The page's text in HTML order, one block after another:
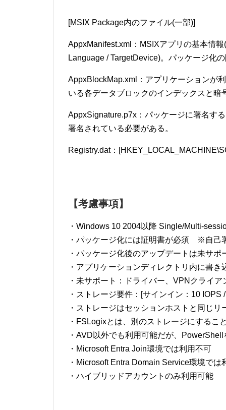
[MSIX Package内のファイル(一部)]
AppxManifest.xml：MSIXアプリの基本情
Language / TargetDevice)。パッケージ化
AppxBlockMap.xml：アプリケーションが
いる各データブロックのインデックスと暗
AppxSignature.p7x：パッケージに署名す
署名されている必要がある。
Registry.dat：
【考慮事項】
・Windows 10 2004以降 Single/Multi-
・パッケージ化には証明書が必須 ※自己
・パッケージ化後のアップデートは未サポ
・アプリケーションディレクトリ内に書
・未サポート：ドライバー、VPNクライ
・ストレージ要件：[サインイン：10
・ストレージはセッションホストと同じリ
・FSLogixとは、別のストレージにするこ
・AVD以外でも利用可能だが、
・Microsoft Entra Join環境では利用不可
・Microsoft Entra Domain Service環境では
・ハイブリッドアカウントのみ利用可能